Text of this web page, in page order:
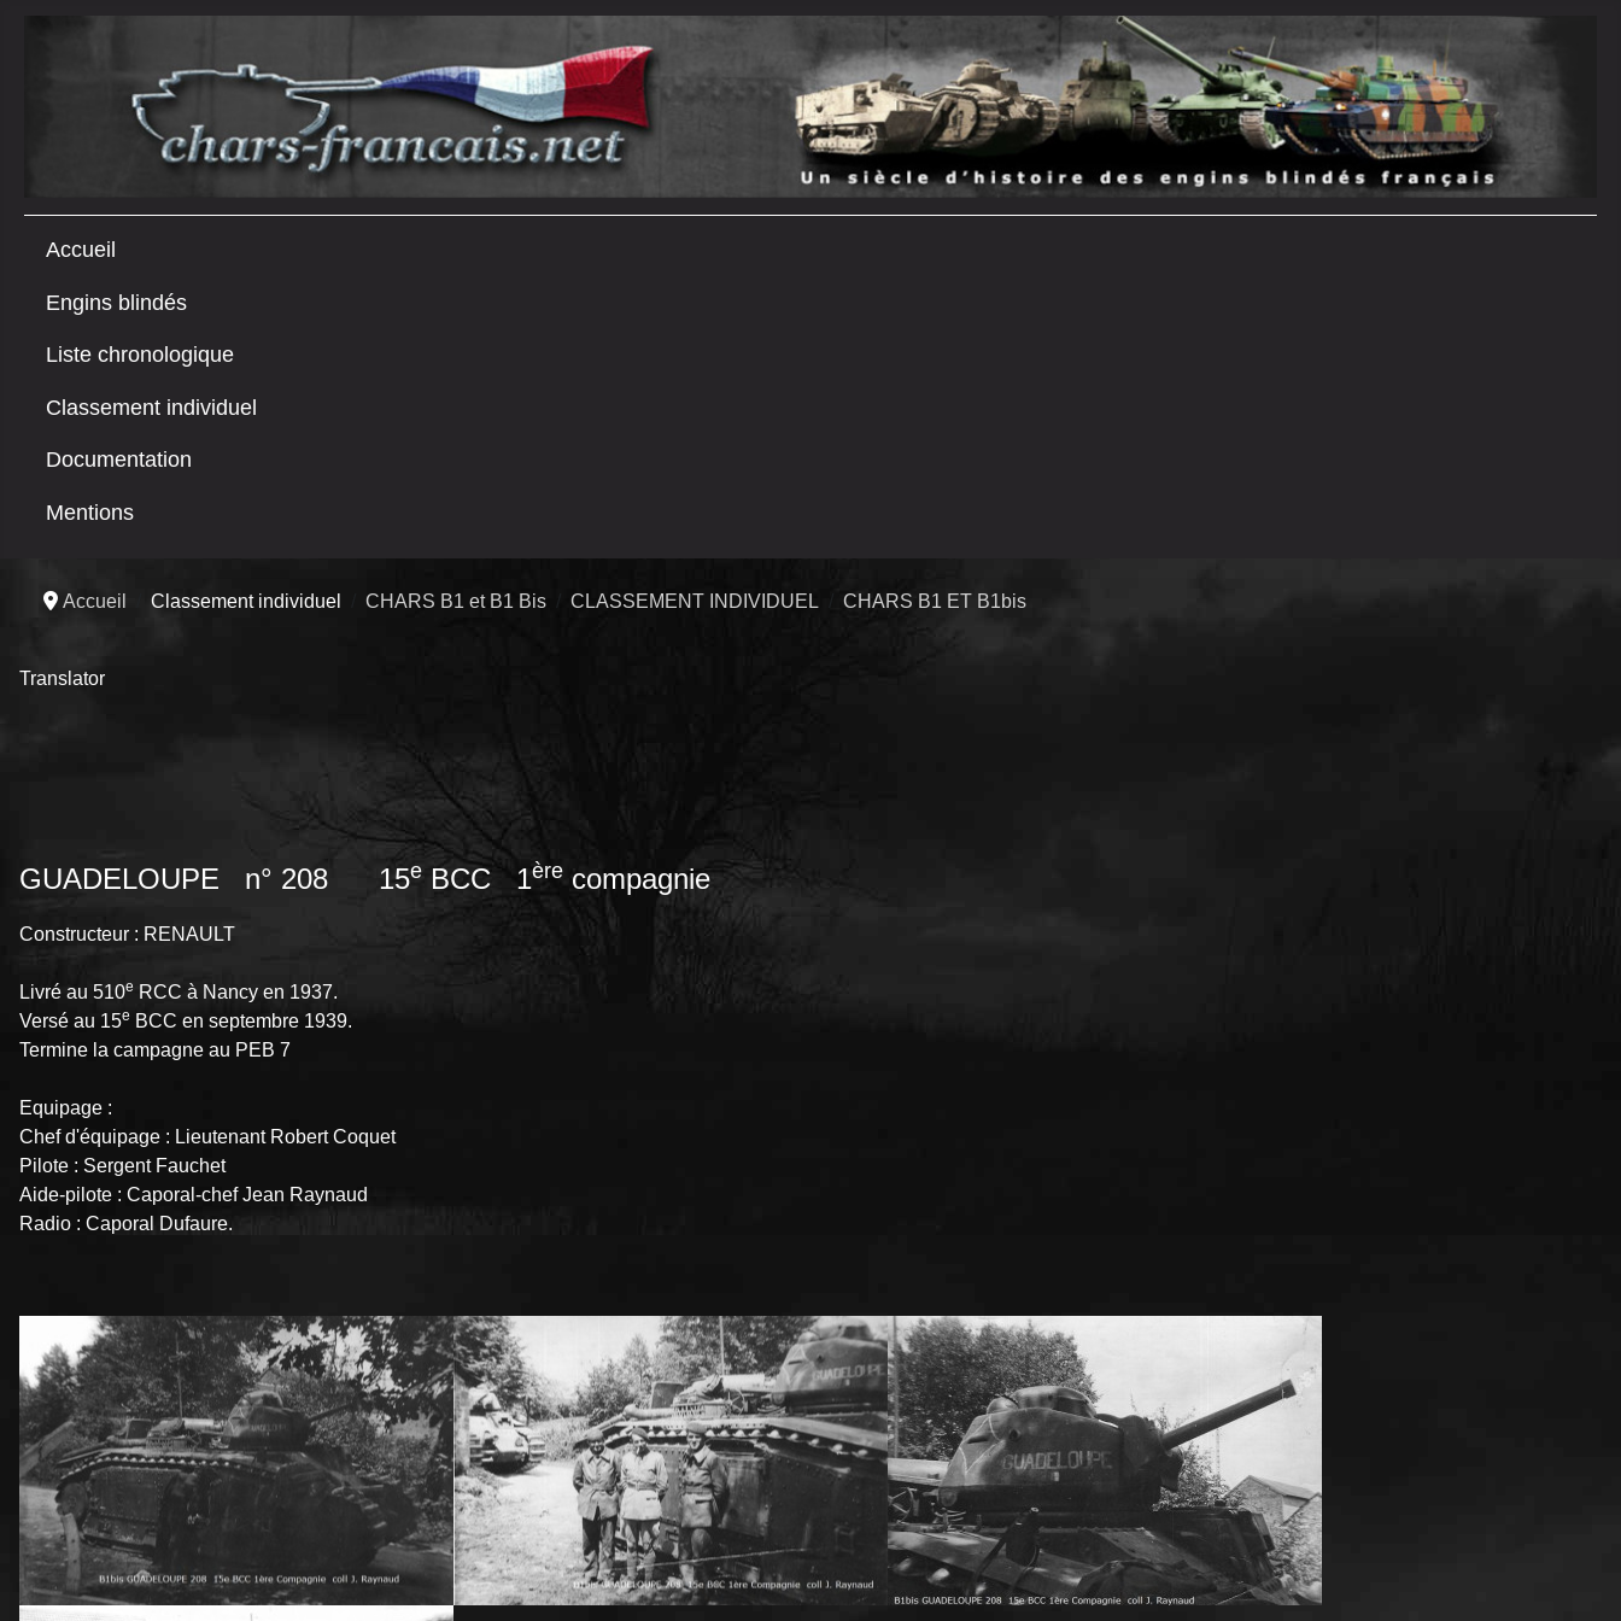
Accueil
Engins blindés
Liste chronologique
Classement individuel
Documentation
Mentions
Accueil Classement individuel CHARS B1 et B1 Bis CLASSEMENT INDIVIDUEL CHARS B1 ET B1bis
Translator
GUADELOUPE n° 208 15e BCC 1ère compagnie
Constructeur : RENAULT
Livré au 510e RCC à Nancy en 1937.
Versé au 15e BCC en septembre 1939.
Termine la campagne au PEB 7
Equipage :
Chef d'équipage : Lieutenant Robert Coquet
Pilote : Sergent Fauchet
Aide-pilote : Caporal-chef Jean Raynaud
Radio : Caporal Dufaure.